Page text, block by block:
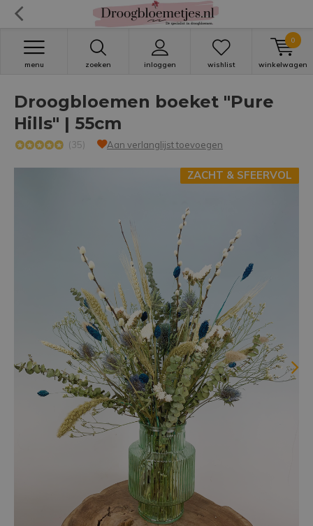
zoeken inloggen
menu wishlist winkelwagen
0
Droogbloemen boeket "Pure
Hills" | 55cm
(35) Aan verlanglijst toevoegen
ZACHT & SFEERVOL